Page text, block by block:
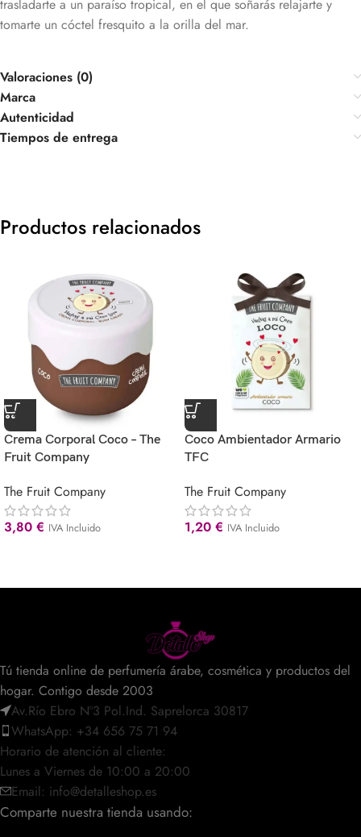
trasladarte a un paraíso tropical, en el que soñarás relajarte y
tomarte un cóctel fresquito a la orilla del mar.
Valoraciones (0)
Marca
Autenticidad
Tiempos de entrega
Productos relacionados
Crema Corporal Coco – The
Fruit Company
The Fruit Company
3,80 € IVA Incluido
Coco Ambientador Armario
TFC
The Fruit Company
1,20 € IVA Incluido
Tú tienda online de perfumería árabe, cosmética y productos del
hogar. Contigo desde 2003
Av.Río Ebro Nº3 Pol.Ind. Saprelorca 30817
WhatsApp: +34 656 75 71 94
Horario de atención al cliente:
Lunes a Viernes de 10:00 a 20:00
Email: info@detalleshop.es
Comparte nuestra tienda usando: